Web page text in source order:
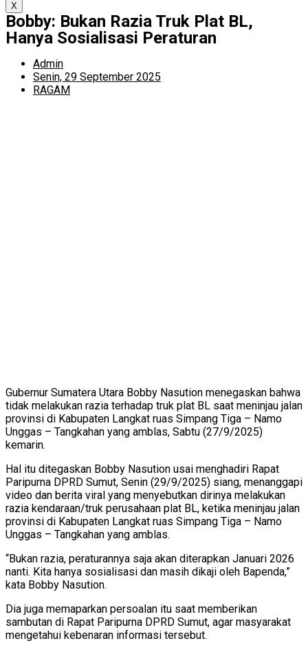
X
Bobby: Bukan Razia Truk Plat BL,
Hanya Sosialisasi Peraturan
Admin
Senin, 29 September 2025
RAGAM
Gubernur Sumatera Utara Bobby Nasution menegaskan bahwa
tidak melakukan razia terhadap truk plat BL saat meninjau jalan
provinsi di Kabupaten Langkat ruas Simpang Tiga – Namo
Unggas – Tangkahan yang amblas, Sabtu (27/9/2025)
kemarin.
Hal itu ditegaskan Bobby Nasution usai menghadiri Rapat
Paripurna DPRD Sumut, Senin (29/9/2025) siang, menanggapi
video dan berita viral yang menyebutkan dirinya melakukan
razia kendaraan/truk perusahaan plat BL, ketika meninjau jalan
provinsi di Kabupaten Langkat ruas Simpang Tiga – Namo
Unggas – Tangkahan yang amblas.
“Bukan razia, peraturannya saja akan diterapkan Januari 2026
nanti. Kita hanya sosialisasi dan masih dikaji oleh Bapenda,”
kata Bobby Nasution.
Dia juga memaparkan persoalan itu saat memberikan
sambutan di Rapat Paripurna DPRD Sumut, agar masyarakat
mengetahui kebenaran informasi tersebut.